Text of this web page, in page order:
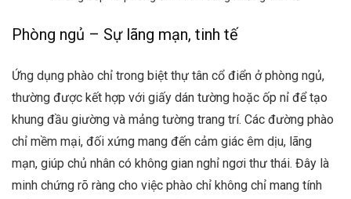
Phòng ngủ – Sự lãng mạn, tinh tế
Ứng dụng phào chỉ trong biệt thự tân cổ điển ở phòng ngủ,
thường được kết hợp với giấy dán tường hoặc ốp nỉ để tạo
khung đầu giường và mảng tường trang trí. Các đường phào
chỉ mềm mại, đối xứng mang đến cảm giác êm dịu, lãng
mạn, giúp chủ nhân có không gian nghỉ ngơi thư thái. Đây là
minh chứng rõ ràng cho việc phào chỉ không chỉ mang tính